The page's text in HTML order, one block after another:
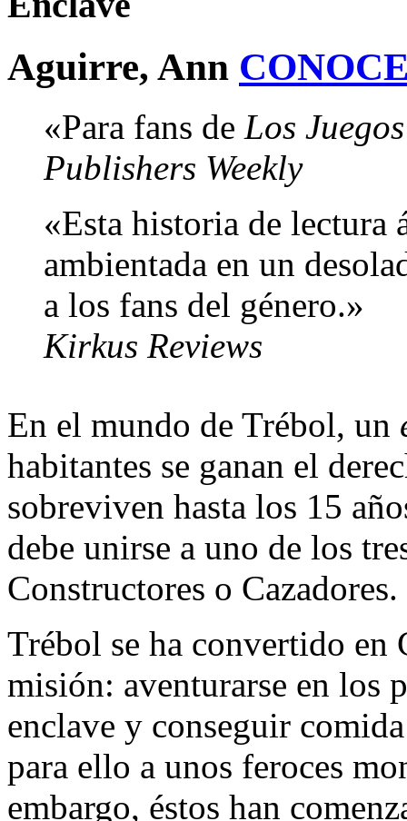
Aguirre, Ann
«Para fans de Los
Publishers Weekly
«Esta historia de
ambientada en un
a los fans del género.»
Kirkus Reviews
En el mundo de Trébol, un
habitantes se ganan el
sobreviven hasta los 15
debe unirse a uno de los
Constructores o Cazadores.
Trébol se ha convertido en
misión: aventurarse en los
enclave y conseguir
para ello a unos feroces
embargo, éstos han